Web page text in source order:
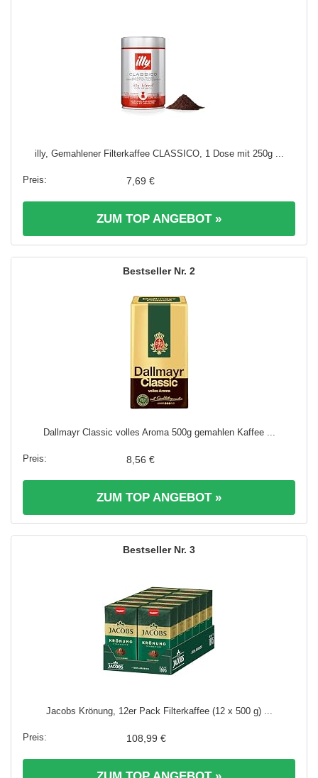
illy, Gemahlener Filterkaffee CLASSICO, 1 Dose mit 250g ...
7,69 €
ZUM TOP ANGEBOT »
2
Dallmayr Classic volles Aroma 500g gemahlen Kaffee ...
8,56 €
ZUM TOP ANGEBOT »
3
Jacobs Krönung, 12er Pack Filterkaffee (12 x 500 g) ...
108,99 €